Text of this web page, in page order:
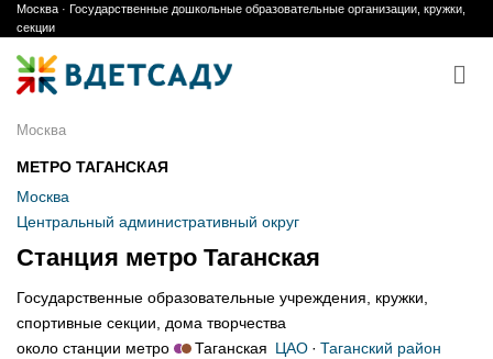
Skip
to
content
Москва · Государственные дошкольные образовательные организации, кружки,
секции
Москва
МЕТРО ТАГАНСКАЯ
Москва
Центральный административный округ
Станция метро Таганская
Государственные образовательные учреждения, кружки,
спортивные секции, дома творчества
около станции метро
Таганская ЦАО· Таганский район